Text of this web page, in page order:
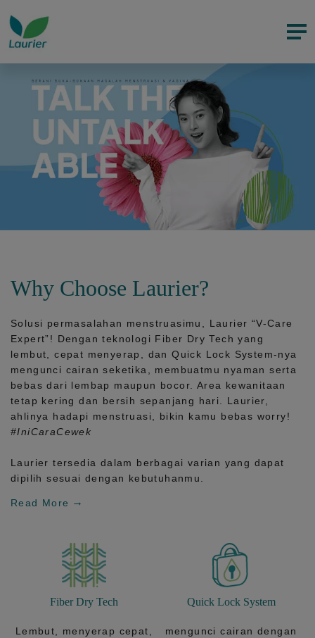
Why Choose Laurier?
Solusi permasalahan menstruasimu, Laurier “V-Care
Expert”! Dengan teknologi Fiber Dry Tech yang
lembut, cepat menyerap, danQuick Lock System-nya
mengunci cairan seketika, membuatmu nyaman serta
bebas dari lembap maupun bocor. Area kewanitaan
tetap kering dan bersih sepanjang hari.
Laurier,
ahlinya hadapi menstruasi, bikin kamu bebas worry!
#IniCaraCewek
Laurier tersedia dalam berbagai varian yang dapat
dipilih sesuai dengan kebutuhanmu.
Read More
Fiber Dry Tech
Lembut, menyerap cepat,
Quick Lock System
mengunci cairan dengan